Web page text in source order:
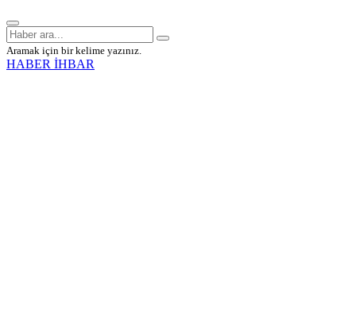
Aramak için bir kelime yazınız.
HABER İHBAR